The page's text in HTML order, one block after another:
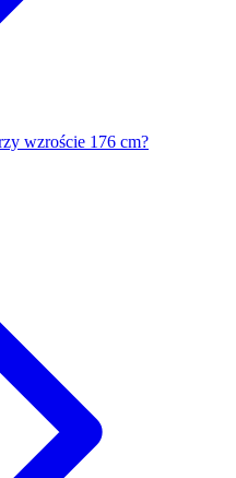
wzroście 176 cm?